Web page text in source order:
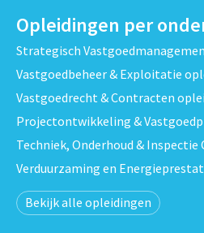
Opleidingen per
Strategisch
Vastgoedbeheer & Exploitatie
Vastgoedrecht & Contracten
Projectontwikkeling &
Techniek, Onderhoud & Inspectie
Verduurzaming en
Bekijk alle opleidingen